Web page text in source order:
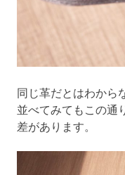
同じ革だとはわから
並べてみてもこの通
差があります。